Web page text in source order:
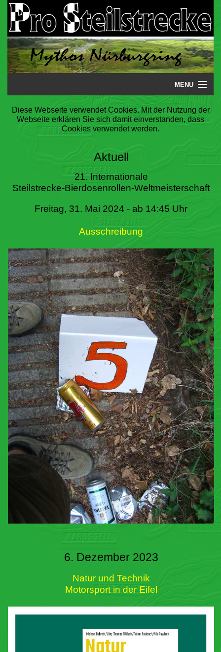
MENU
Startseite
Steilstrecke
Literatur
Termine
Diese Webseite verwendet Cookies. Mit der Nutzung der
Webseite erklären Sie sich damit einverstanden, dass
Cookies verwendet werden.
Aktuell
21. Internationale
Steilstrecke-Bierdosenrollen-Weltmeisterschaft
Freitag, 31. Mai 2024 - ab 14:45 Uhr
Ausschreibung
6. Dezember 2023
Natur und Technik
Motorsport in der Eifel